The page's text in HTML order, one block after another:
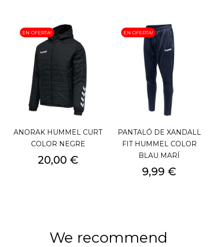
ANORAK HUMMEL CURT
COLOR NEGRE
Preu
20,00 €
EN OFERTA!
PANTALÓ DE XANDALL
FIT HUMMEL COLOR
BLAU MARÍ
Preu
9,99 €
EN OFERTA!
We recommend